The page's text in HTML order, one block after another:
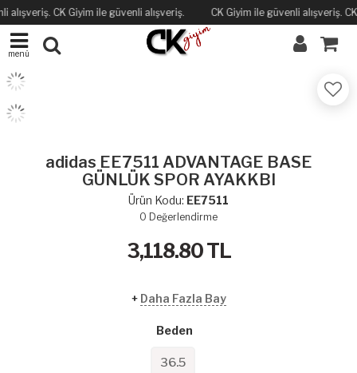
CK Giyim ile güvenli alışveriş. CK Giyim ile güvenli alışveriş. CK
menü
adidas EE7511 ADVANTAGE BASE
GÜNLÜK SPOR AYAKKBI
Ürün Kodu: EE7511
0 Değerlendirme
3,118.80TL
+ Daha Fazla Bay
Beden
36.5